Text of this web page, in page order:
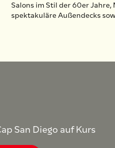
Salons im Stil der 60er
spektakuläre Außendecks
San Diego auf Kurs